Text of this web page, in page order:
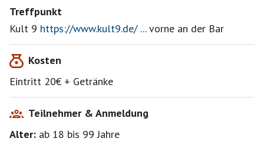
es kann sich hören lassen was die spielen.
Ist jeden € wert! Energie pur!
Einlass: 19 Uhr / Beginn: 20 Uhr
Treffpunkt
Kult 9 https://www.kult9.de/... vorne an der Bar
Kosten
Eintritt 20€ + Getränke
Teilnehmer & Anmeldung
Alter: ab 18 bis 99Jahre